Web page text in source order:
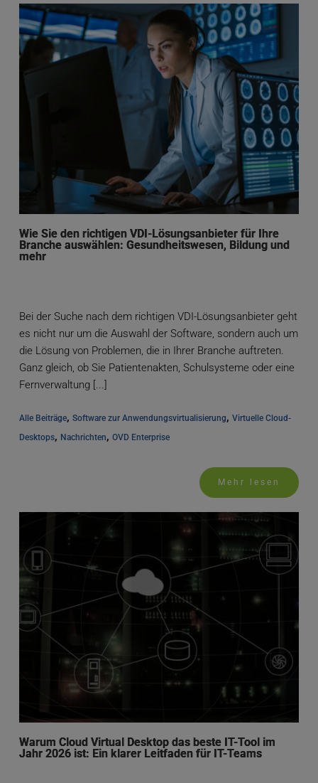
Wie Sie den richtigen VDI-Lösungsanbieter für Ihre
Branche auswählen: Gesundheitswesen, Bildung und
mehr
Bei der Suche nach dem richtigen VDI-Lösungsanbieter geht
es nicht nur um die Auswahl der Software, sondern auch um
die Lösung von Problemen, die in Ihrer Branche auftreten.
Ganz gleich, ob Sie Patientenakten, Schulsysteme oder eine
Fernverwaltung [...]
Alle Beiträge, Software zur Anwendungsvirtualisierung, Virtuelle Cloud-
Desktops, Nachrichten, OVD Enterprise
Mehr lesen
Warum Cloud Virtual Desktop das beste IT-Tool im
Jahr 2026 ist: Ein klarer Leitfaden für IT-Teams